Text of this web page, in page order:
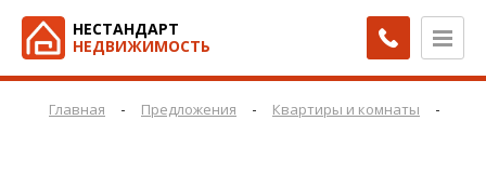
НЕСТАНДАРТ
НЕДВИЖИМОСТЬ
Главная - Предложения - Квартиры и комнаты -